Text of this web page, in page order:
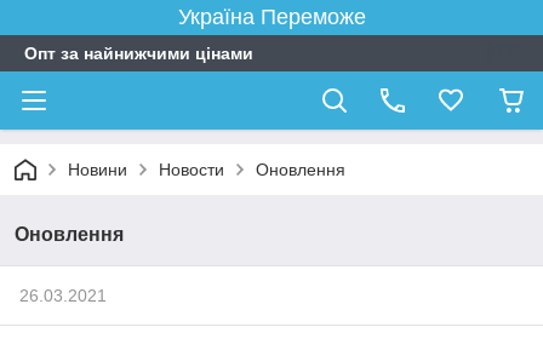
Україна Переможе
Опт за найнижчими цінами
Новини Новости Оновлення
Оновлення
26.03.2021